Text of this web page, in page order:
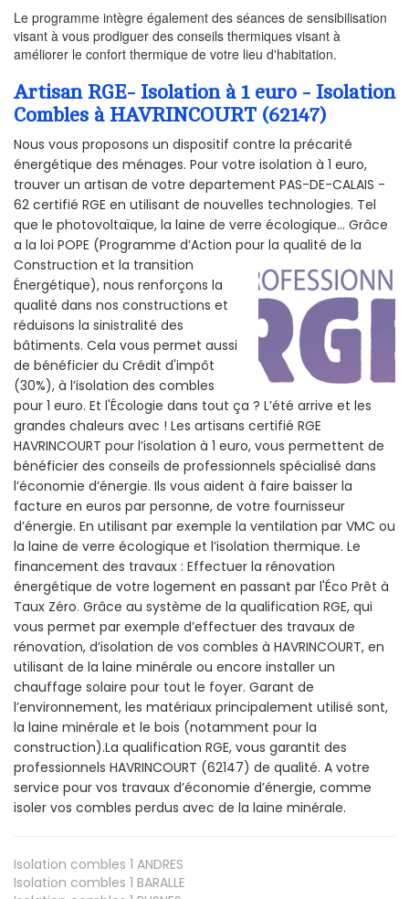
Le programme intègre également des séances de sensibilisation
visant à vous prodiguer des conseils thermiques visant à
améliorer le confort thermique de votre lieu d'habitation.
Artisan RGE- Isolation à 1 euro - Isolation
Combles à HAVRINCOURT (62147)
Nous vous proposons un dispositif contre la précarité
énergétique des ménages. Pour votre isolation à 1 euro,
trouver un artisan de votre departement PAS-DE-CALAIS -
62 certifié RGE en utilisant de nouvelles technologies. Tel
que le photovoltaïque, la laine de verre écologique... Grâce
a la loi POPE (Programme d’Action pour la qualité de la
Construction et la transition
Énergétique), nous renforçons la
qualité dans nos constructions et
réduisons la sinistralité des
bâtiments. Cela vous permet aussi
de bénéficier du Crédit d'impôt
(30%), à l’isolation des combles
pour 1 euro. Et l'Écologie dans tout ça ? L’été arrive et les
grandes chaleurs avec ! Les artisans certifié RGE
HAVRINCOURT pour l’isolation à 1 euro, vous permettent de
bénéficier des conseils de professionnels spécialisé dans
l’économie d’énergie. Ils vous aident à faire baisser la
facture en euros par personne, de votre fournisseur
d’énergie. En utilisant par exemple la ventilation par VMC ou
la laine de verre écologique et l’isolation thermique. Le
financement des travaux : Effectuer la rénovation
énergétique de votre logement en passant par l'Éco Prêt à
Taux Zéro. Grâce au système de la qualification RGE, qui
vous permet par exemple d’effectuer des travaux de
rénovation, d’isolation de vos combles à HAVRINCOURT, en
utilisant de la laine minérale ou encore installer un
chauffage solaire pour tout le foyer. Garant de
l’environnement, les matériaux principalement utilisé sont,
la laine minérale et le bois (notamment pour la
construction).La qualification RGE, vous garantit des
professionnels HAVRINCOURT (62147) de qualité. A votre
service pour vos travaux d’économie d’énergie, comme
isoler vos combles perdus avec de la laine minérale.
Isolation combles 1 ANDRES
Isolation combles 1 BARALLE